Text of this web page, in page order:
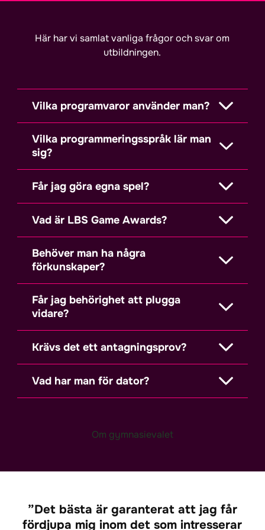
Här har vi samlat vanliga frågor och svar om
utbildningen.
Vilka programvaror använder man?
Vilka programmeringsspråk lär man
sig?
Får jag göra egna spel?
Vad är LBS Game Awards?
Behöver man ha några
förkunskaper?
Får jag behörighet att plugga
vidare?
Krävs det ett antagningsprov?
Vad har man för dator?
Om gymnasievalet
Det bästa är garanterat att jag får
fördjupa mig inom det som intresserar